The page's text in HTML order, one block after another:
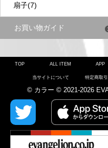
扇子(7)
お買い物ガイド
TOP ALL ITEM APP
当サイトについて 特定商取
© カラー © 2021-2026